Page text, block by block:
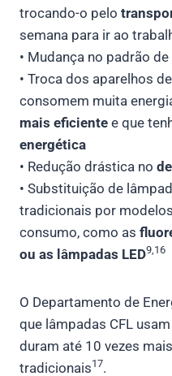
trocando-o pelo
semana para ir ao
• Mudança no padrão
• Troca dos aparelhos
consomem muita
mais eficiente e que
energética
• Redução drástica no
• Substituição de
tradicionais por
consumo, como as
ou as lâmpadas LED9,16
O Departamento de
que lâmpadas CFL
duram até 10 vezes
tradicionais17.